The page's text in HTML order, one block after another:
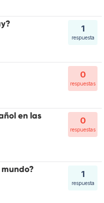
1
respuesta
0
respuestas
0
respuestas
en las
1
respuesta